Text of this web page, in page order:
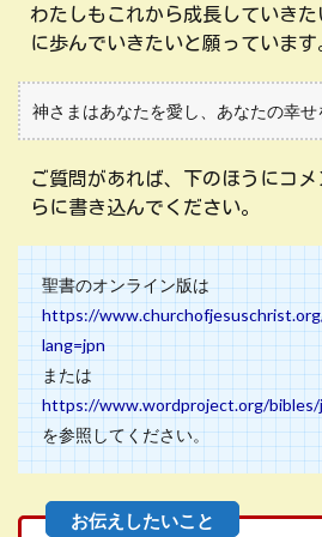
わたしもこれから成長していき
に歩んでいきたいと願っています
神さまはあなたを愛し、あなたの幸せ
ご質問があれば、下のほうにコ
らに書き込んでください。
聖書のオンライン版は
https://
lang=jpn
または
https://www.wordproject.org/
を参照してください。